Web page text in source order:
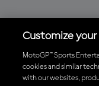
Baixe o
Customize
MotoGP™ Sports
cookies and similar
with our websites,